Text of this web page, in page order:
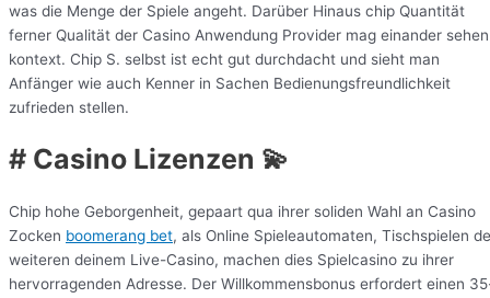
was die Menge der Spiele angeht. Darüber Hinaus chip Quantität
ferner Qualität der Casino Anwendung Provider mag einander sehen
kontext. Chip S. selbst ist echt gut durchdacht und sieht man
Anfänger wie auch Kenner in Sachen Bedienungsfreundlichkeit
zufrieden stellen.
# Casino Lizenzen 💫
Chip hohe Geborgenheit, gepaart qua ihrer soliden Wahl an Casino
Zocken boomerang bet, als Online Spieleautomaten, Tischspielen
weiteren deinem Live-Casino, machen dies Spielcasino zu ihrer
hervorragenden Adresse. Der Willkommensbonus erfordert einen